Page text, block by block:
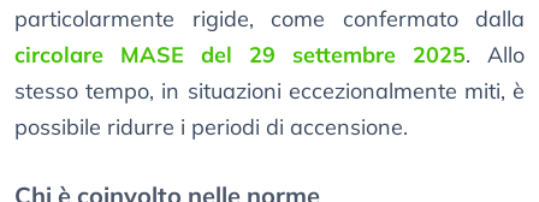
particolarmente rigide, come confermato dalla
circolare MASE del 29 settembre 2025. Allo
stesso tempo, in situazioni eccezionalmente miti, è
possibile ridurre i periodi di accensione.
Chi è coinvolto nelle norme